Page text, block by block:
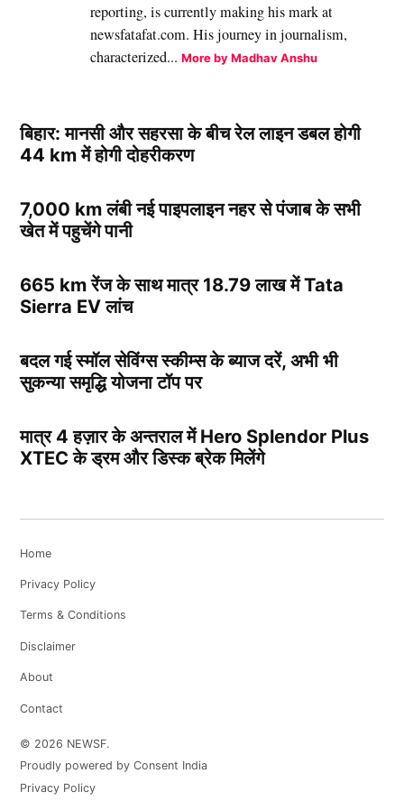
reporting, is currently making his mark at
newsfatafat.com. His journey in journalism,
characterized...More by Madhav Anshu
बिहार: मानसी और सहरसा के बीच रेल लाइन डबल होगी
44 km में होगी दोहरीकरण
7,000 km लंबी नई पाइपलाइन नहर से पंजाब के सभी
खेत में पहुचेंगे पानी
665 km रेंज के साथ मात्र 18.79 लाख में Tata
Sierra EV लांच
बदल गई स्मॉल सेविंग्स स्कीम्स के ब्याज दरें, अभी भी
सुकन्या समृद्धि योजना टॉप पर
मात्र 4 हज़ार के अन्तराल में Hero Splendor Plus
XTEC के ड्रम और डिस्क ब्रेक मिलेंगे
Home
Privacy Policy
Terms & Conditions
Disclaimer
About
Contact
© 2026 NEWSF.
Proudly powered by Consent India
Privacy Policy